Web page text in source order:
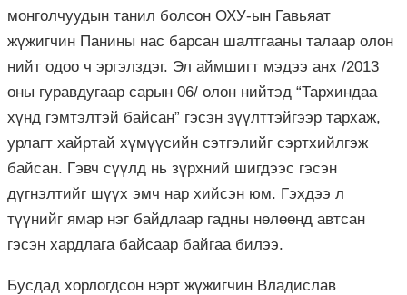
монголчуудын танил болсон ОХУ-ын Гавьяат
жүжигчин Панины нас барсан шалтгааны талаар олон
нийт одоо ч эргэлздэг. Эл аймшигт мэдээ анх /2013
оны гуравдугаар сарын 06/ олон нийтэд “Тархиндаа
хүнд гэмтэлтэй байсан” гэсэн зүүлттэйгээр тархаж,
урлагт хайртай хүмүүсийн сэтгэлийг сэртхийлгэж
байсан. Гэвч сүүлд нь зүрхний шигдээс гэсэн
дүгнэлтийг шүүх эмч нар хийсэн юм. Гэхдээ л
түүнийг ямар нэг байдлаар гадны нөлөөнд автсан
гэсэн хардлага байсаар байгаа билээ.
Бусдад хорлогдсон нэрт жүжигчин Владислав